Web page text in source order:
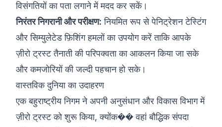
विसंगतियों का पता लगाने में मदद कर सकें।
निरंतर निगरानी और परीक्षण: नियमित रूप से पेनिट्रेशन टेस्टिंग
और सिम्युलेटेड फ़िशिंग हमलों का उपयोग करें ताकि आपके
ज़ीरो ट्रस्ट तैनाती की परिपक्वता का आकलन किया जा सके
और कमजोरियों की जल्दी पहचान हो सके।
वास्तविक दुनिया का उदाहरण
एक बहुराष्ट्रीय निगम ने अपनी अनुसंधान और विकास विभाग में
ज़ीरो ट्रस्ट को शुरू किया, क्योंक�� वहां बौद्धिक संपदा